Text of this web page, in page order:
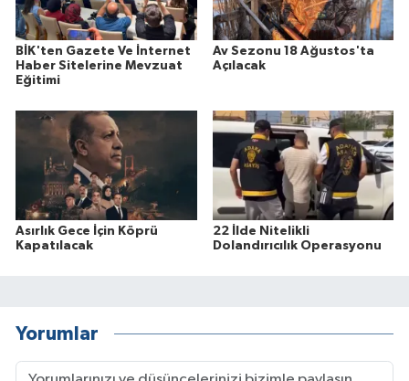
BİK'ten Gazete Ve İnternet
Haber Sitelerine Mevzuat
Eğitimi
Av Sezonu 18 Ağustos'ta
Açılacak
Asırlık Gece İçin Köprü
Kapatılacak
22 İlde Nitelikli
Dolandırıcılık Operasyonu
Yorumlar